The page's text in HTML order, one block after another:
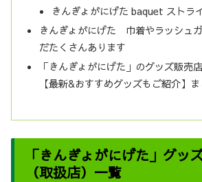
きんぎょがにげた baquet ストラ
きんぎょがにげた 巾着やラッシュ
だたくさんあります
「きんぎょがにげた」のグッズ販売
【最新&おすすめグッズもご紹介】
「きんぎょがにげた」グッ
（取扱店）一覧